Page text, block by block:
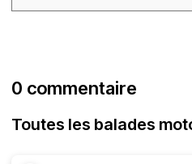
0 commentaire
Toutes les balades